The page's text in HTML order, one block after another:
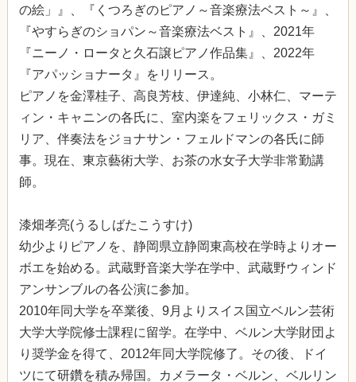
の絵」』、『くつろぎのピアノ～音楽療法ベスト～』、
『やすらぎのショパン～音楽療法ベスト』、2021年
『ニーノ・ロータと久石譲ピアノ作品集』、2022年
『アパッショナータ』をリリース。
ピアノを金澤桂子、高良芳枝、伊達純、小林仁、マーテ
ィン・キャニンの各氏に、室内楽をフェリックス・ガミ
リア、伴奏法をジョナサン・フェルドマンの各氏に師
事。現在、東京藝術大学、お茶の水女子大学非常勤講
師。
漆畑孝亮(うるしばたこうすけ)
幼少よりピアノを、静岡県立静岡東高校在学時よりオー
ボエを始める。武蔵野音楽大学在学中、武蔵野ウィンド
アンサンブルの各公演に参加。
2010年同大学を卒業後、9月よりスイス国立ベルン芸術
大学大学院修士課程に留学。在学中、ベルン大学財団よ
り奨学金を得て、2012年同大学院修了。その後、ドイ
ツにて研鑽を積み帰国。カメラータ・ベルン、ベルリン